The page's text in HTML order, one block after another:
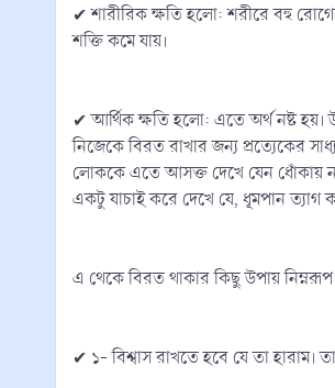
✔ শারীরিক ক্ষতি হলো: শরীরে বহু
শক্তি কমে যায়।
✔ আর্থিক ক্ষতি হলো: এতে অর্থ নষ্ট
নিজেকে বিরত রাখার জন্য প্রত্যেকের
লোককে এতে আসক্ত দেখে যেন ধোঁকায়
একটু যাচাই করে দেখে যে, ধূমপান
এ থেকে বিরত থাকার কিছু উপায়
✔ ১- বিশ্বাস রাখতে হবে যে তা